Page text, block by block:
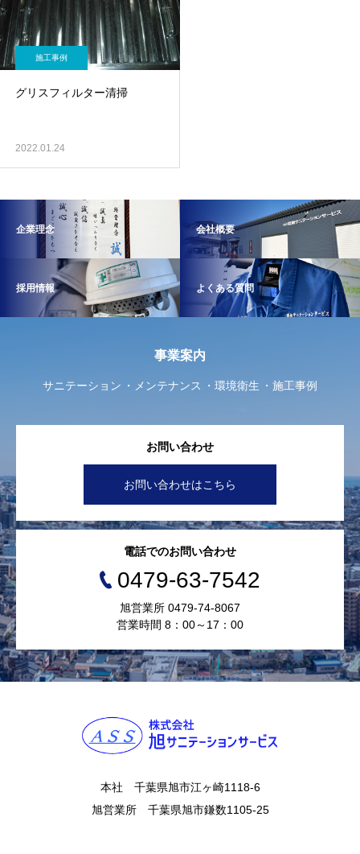
施工事例
グリスフィルター清掃
2022.01.24
企業理念 会社概要
採用情報 よくある質問
事業案内
サニテーション メンテナンス 環境衛生 施工事例
お問い合わせ
お問い合わせはこちら
電話でのお問い合わせ
0479-63-7542
旭営業所 0479-74-8067
営業時間 8：00～17：00
本社 千葉県旭市江ヶ崎1118-6
旭営業所 千葉県旭市鎌数1105-25